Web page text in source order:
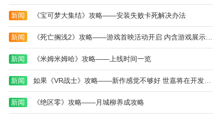
鲸鲨攻击模拟器游戏测评
鲸鲨攻击模拟器游戏凭借其自由探索与海洋捕猎的
独特玩法，给玩家带来了前所未有的模拟体验。通过精
美的画面和真实的水下环境，玩家能够身临其境地感受
海洋中的冒险与挑战。鲸鲨成长系统和多样化的任务设
计，带来丰富的游戏内容和挑战性。无论是喜欢动作模
拟还是海洋生物的玩家，都能在这款鲸鲨攻击模拟器游
戏中找到无尽的乐趣和刺激。
本站为您提供鲸鲨攻击模拟器的 手机游戏 ，欢迎
新闻 《宝可梦大集结》攻略——安装失败卡死解决办法
新闻 《死亡搁浅2》攻略——游戏首映活动开启 内含游戏展示环节
新闻 《米姆米姆哈》攻略——上线时间一览
新闻 如果《VR战士》攻略——新作感觉不够好 世嘉将在开发途中叫停
新闻 《绝区零》攻略——月城柳养成攻略